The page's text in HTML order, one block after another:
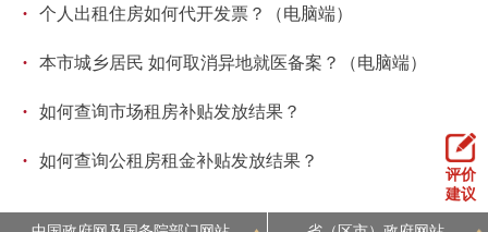
· 个人出租住房如何代开发票？（电脑端）
· 本市城乡居民 如何取消异地就医备案？（电脑端）
· 如何查询市场租房补贴发放结果？
· 如何查询公租房租金补贴发放结果？
评价
建议